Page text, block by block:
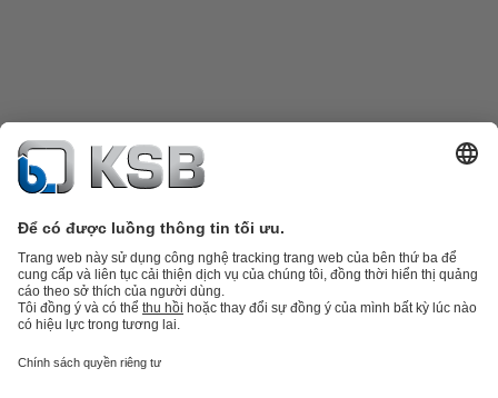
Danh mục sản phẩmPhụ tùng thay thế